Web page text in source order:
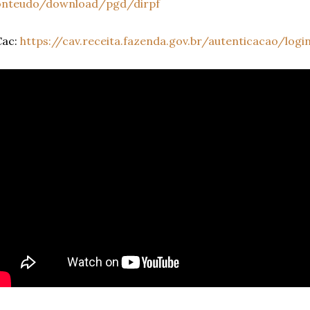
download/pgd/dirpf
https://cav.receita.fazenda.gov.br/autenticacao/